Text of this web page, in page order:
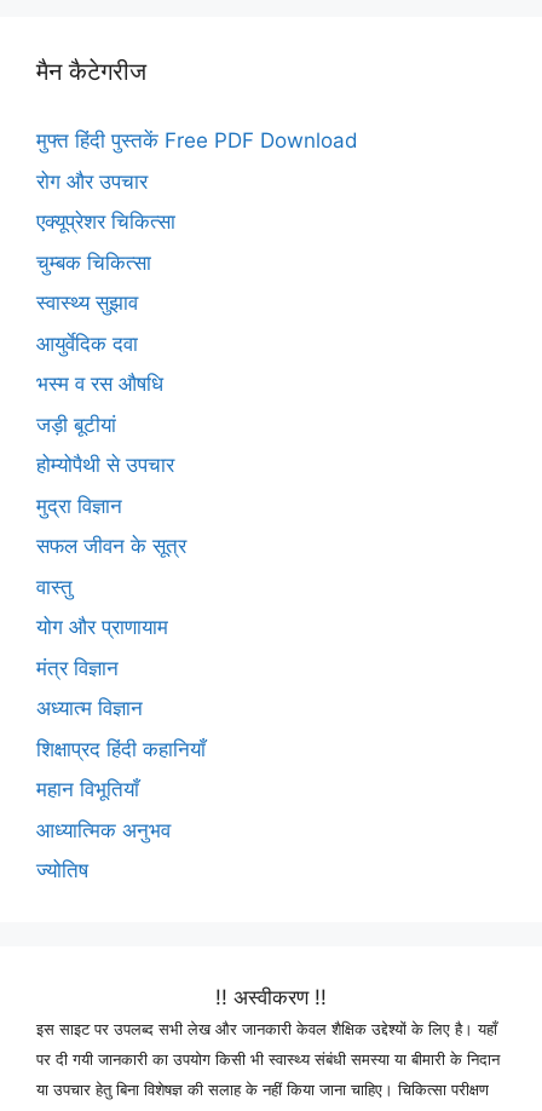
मैन कैटेगरीज
मुफ्त हिंदी पुस्तकें Free PDF Download
रोग और उपचार
एक्यूप्रेशर चिकित्सा
चुम्बक चिकित्सा
स्वास्थ्य सुझाव
आयुर्वेदिक दवा
भस्म व रस औषधि
जड़ी बूटीयां
होम्योपैथी से उपचार
मुद्रा विज्ञान
सफल जीवन के सूत्र
वास्तु
योग और प्राणायाम
मंत्र विज्ञान
अध्यात्म विज्ञान
शिक्षाप्रद हिंदी कहानियाँ
महान विभूतियाँ
आध्यात्मिक अनुभव
ज्योतिष
!! अस्वीकरण !!
इस साइट पर उपलब्द सभी लेख और जानकारी केवल शैक्षिक उद्देश्यों के लिए है। यहाँ
पर दी गयी जानकारी का उपयोग किसी भी स्वास्थ्य संबंधी समस्या या बीमारी के निदान
या उपचार हेतु बिना विशेषज्ञ की सलाह के नहीं किया जाना चाहिए। चिकित्सा परीक्षण